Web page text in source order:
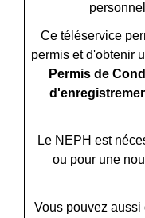
Ce téléservice
permis et d'obtenir
Permis de
Le NEPH est
ou pour une
Vous pouvez aussi